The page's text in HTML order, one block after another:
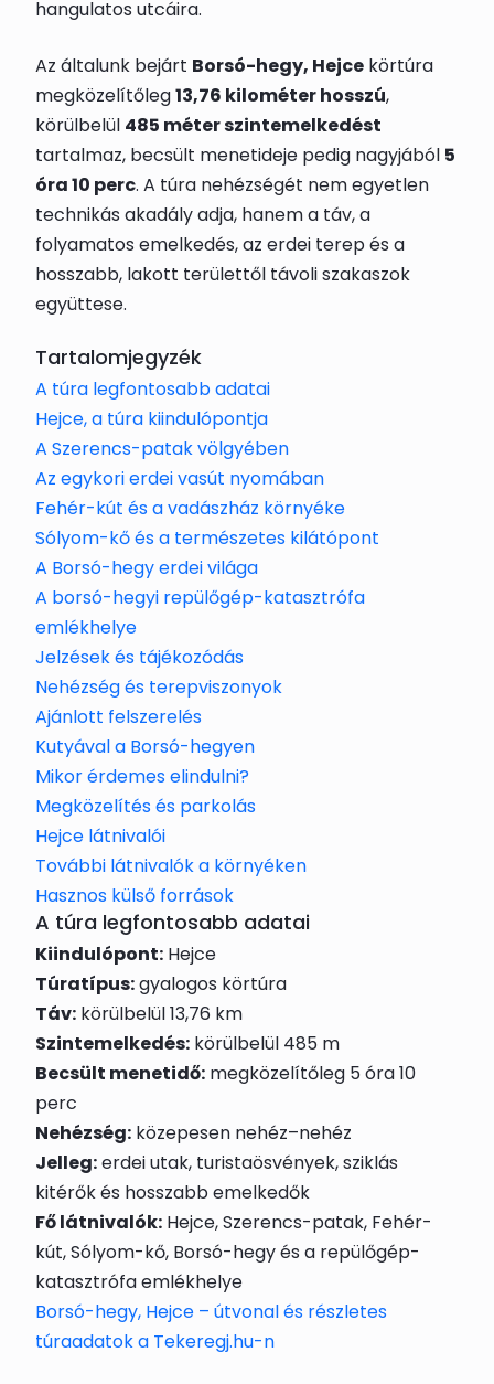
hangulatos utcáira.
Az általunk bejárt Borsó-hegy, Hejce körtúra
megközelítőleg13,76 kilométer hosszú,
körülbelül 485 méter szintemelkedést
tartalmaz, becsült menetideje pedig nagyjából 5
óra 10 perc. A túra nehézségét nem egyetlen
technikás akadály adja, hanem a táv, a
folyamatos emelkedés, az erdei terep és a
hosszabb, lakott területtől távoli szakaszok
együttese.
Tartalomjegyzék
A túra legfontosabb adatai
Hejce, a túra kiindulópontja
A Szerencs-patak völgyében
Az egykori erdei vasút nyomában
Fehér-kút és a vadászház környéke
Sólyom-kő és a természetes kilátópont
A Borsó-hegy erdei világa
A borsó-hegyi repülőgép-katasztrófa
emlékhelye
Jelzések és tájékozódás
Nehézség és terepviszonyok
Ajánlott felszerelés
Kutyával a Borsó-hegyen
Mikor érdemes elindulni?
Megközelítés és parkolás
Hejce látnivalói
További látnivalók a környéken
Hasznos külső források
A túra legfontosabb adatai
Kiindulópont: Hejce
Túratípus:gyalogos körtúra
Táv: körülbelül 13,76 km
Szintemelkedés: körülbelül 485 m
Becsült menetidő: megközelítőleg 5 óra 10
perc
Nehézség: közepesen nehéz–nehéz
Jelleg:erdei utak, turistaösvények, sziklás
kitérők és hosszabb emelkedők
Fő látnivalók: Hejce, Szerencs-patak, Fehér-
kút, Sólyom-kő, Borsó-hegy és a repülőgép-
katasztrófa emlékhelye
Borsó-hegy, Hejce – útvonal és részletes
túraadatok a Tekeregj.hu-n